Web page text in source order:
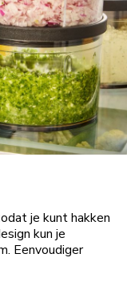
je kunt hakken
kun je
Eenvoudiger